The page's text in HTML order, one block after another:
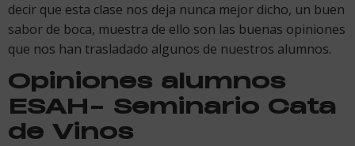
decir que esta clase nos deja nunca mejor dicho, un buen
sabor de boca, muestra de ello son las buenas opiniones
que nos han trasladado algunos de nuestros alumnos.
Opiniones alumnos
ESAH- Seminario Cata
de Vinos